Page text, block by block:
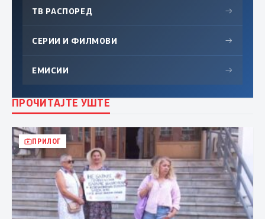
ТВ РАСПОРЕД →
СЕРИИ И ФИЛМОВИ →
ЕМИСИИ →
ПРОЧИТАЈТЕ УШТЕ
ПРИЛОГ